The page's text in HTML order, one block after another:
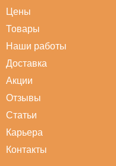
Цены
Товары
Наши работы
Доставка
Акции
Отзывы
Статьи
Карьера
Контакты